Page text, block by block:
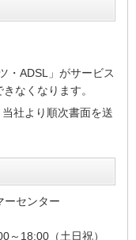
・ADSL」がサービス
なくなります。
社より順次書面を送
ーセンター
～18:00（土日祝）